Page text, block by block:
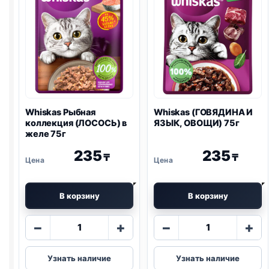
Whiskas Рыбная
коллекция (ЛОСОСЬ) в
желе 75г
235₸
В корзину
−
Количество
Whiskas
Рыбная
+
Узнать наличие
Whiskas (ГОВЯДИНА И
ЯЗЫК, ОВОЩИ) 75г
235₸
В корзину
−
Количество
Whiskas
(ГОВЯДИНА
+
Узнать наличие